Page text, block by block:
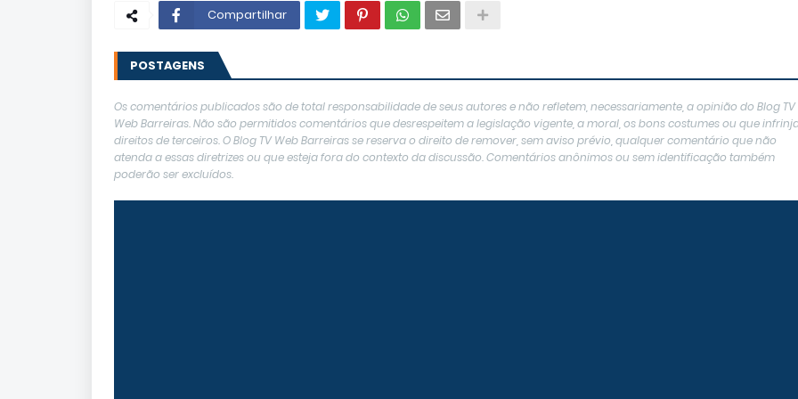
Compartilhar
POSTAGENS
Os comentários publicados são de total responsabilidade de seus autores e não refletem, necessariamente, a opinião do Blog TV
Web Barreiras. Não são permitidos comentários que desrespeitem a legislação vigente, a moral, os bons costumes ou que
direitos de terceiros. O Blog TV Web Barreiras se reserva o direito de remover, sem aviso prévio, qualquer comentário que não
atenda a essas diretrizes ou que esteja fora do contexto da discussão. Comentários anônimos ou sem identificação também
poderão ser excluídos.